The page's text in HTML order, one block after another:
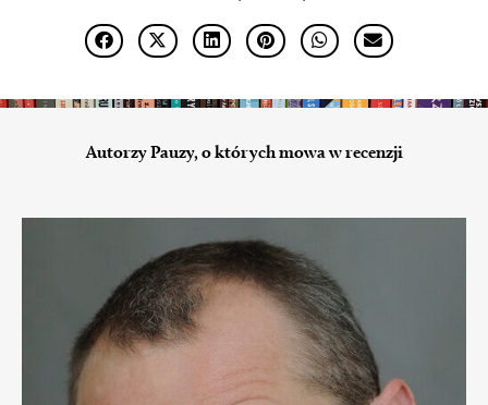
Autorzy Pauzy, o których mowa w recenzji